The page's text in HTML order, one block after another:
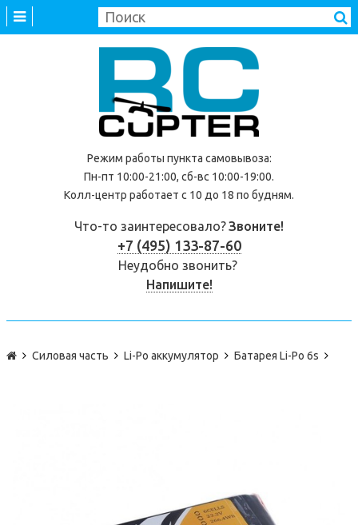
Режим работы пункта самовывоза:
Пн-пт 10:00-21:00, сб-вс 10:00-19:00.
Колл-центр работает с 10 до 18 по будням.
Что-то заинтересовало?Звоните!
+7 (495) 133-87-60
Неудобно звонить?
Напишите!
Силовая часть Li-Po аккумулятор Батарея Li-Po 6s